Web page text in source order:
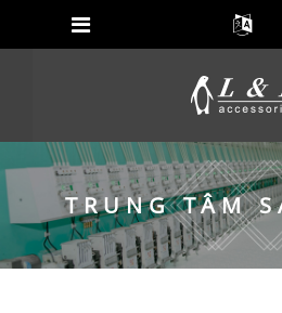
TRUNG TÂM